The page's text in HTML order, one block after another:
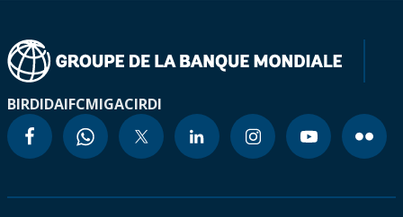
BIRDIDAIFCMIGACIRDI